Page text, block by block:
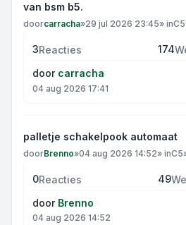
van bsm b5.
doorcarracha»29 jul 2026 23:45» inC5
3Reacties 174
door carracha
04 aug 2026 17:41
palletje schakelpook automaat
doorBrenno»04 aug 2026 14:52» inC5
0Reacties 49
door Brenno
04 aug 2026 14:52